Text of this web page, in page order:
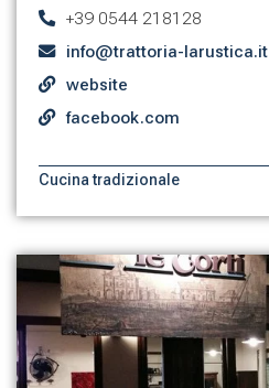
+39 0544 218128
info@trattoria-larustica.it
website
facebook.com
Cucina tradizionale